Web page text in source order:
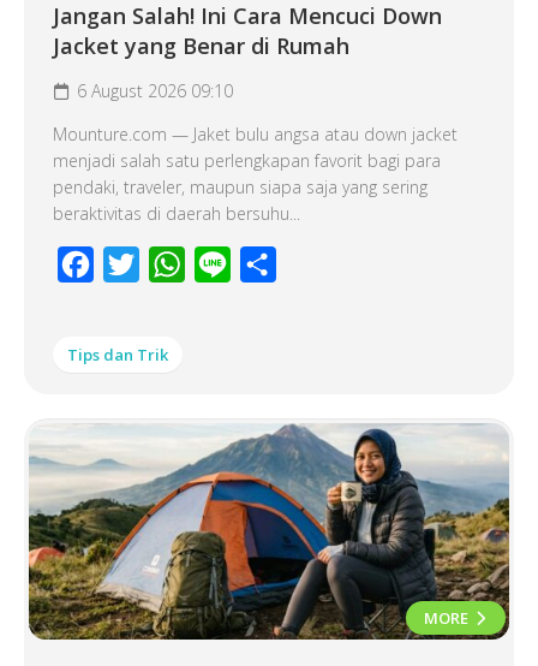
Jangan Salah! Ini Cara Mencuci Down
Jacket yang Benar di Rumah
6 August 2026 09:10
Mounture.com — Jaket bulu angsa atau down jacket
menjadi salah satu perlengkapan favorit bagi para
pendaki, traveler, maupun siapa saja yang sering
beraktivitas di daerah bersuhu...
Facebook
Twitter WhatsApp
Line
Tips dan Trik
MORE